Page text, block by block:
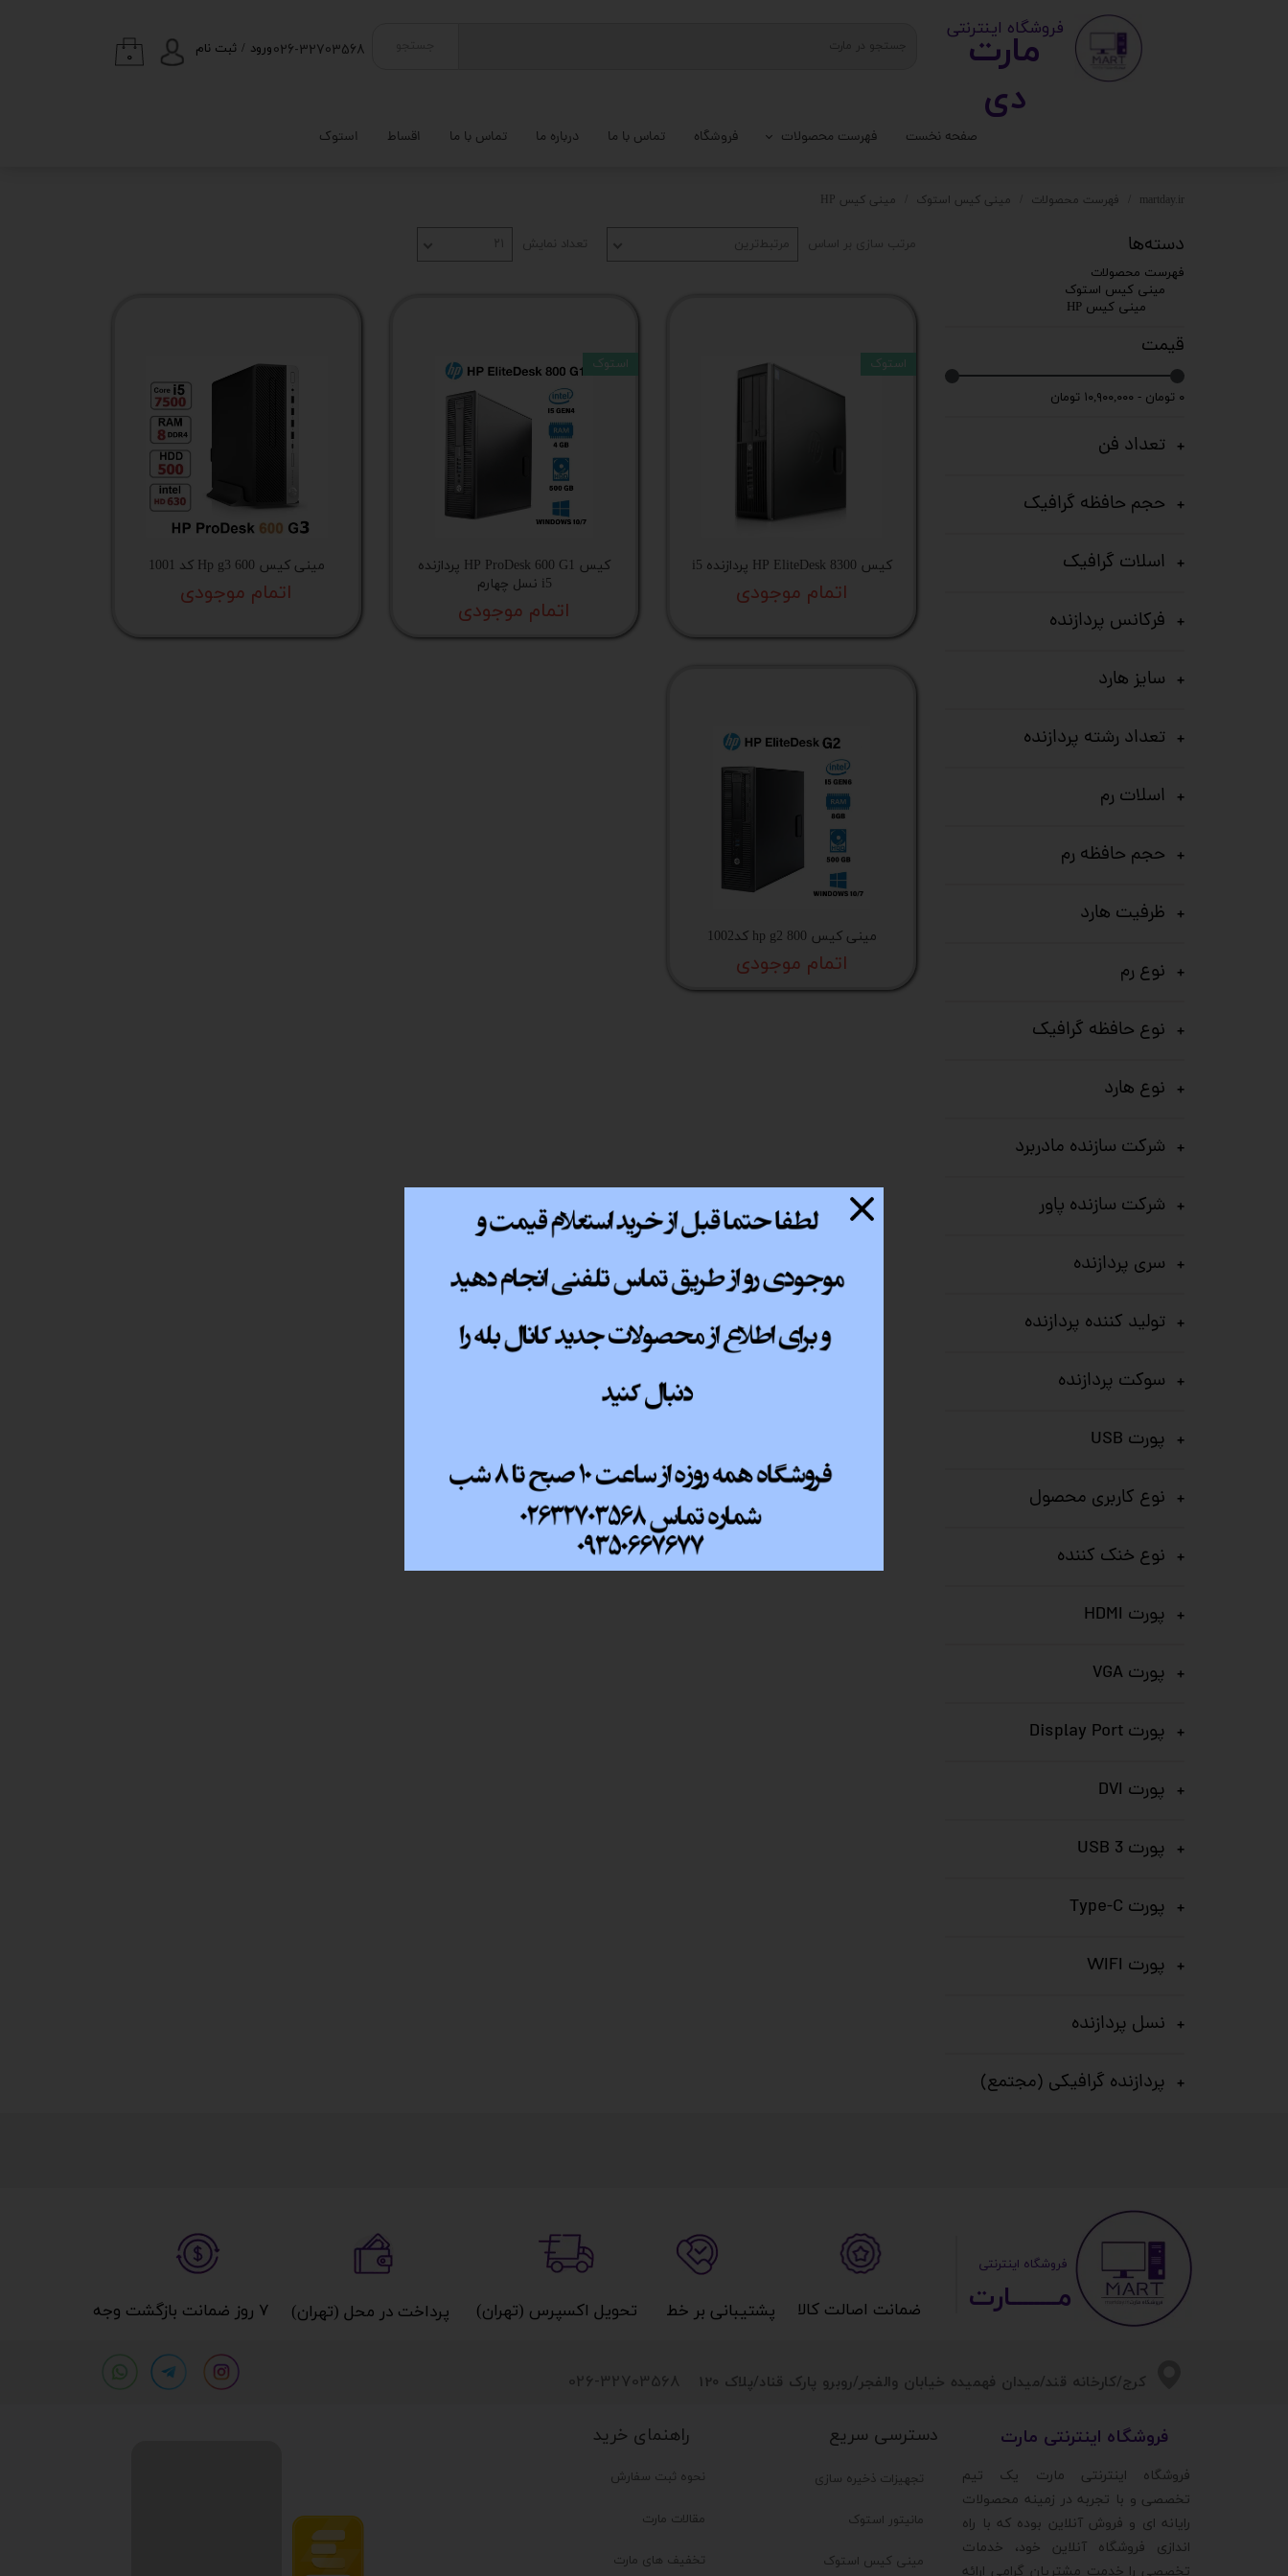
صفحه نخست فهرست محصولات
قطعات کامپیوتر
کامپیوتر رومیزی
پک گیمینگ
مینی کیس استوک
imack
ستاپ کامل
فروشگاه تماس با ما درباره ما تماس با ما اقساط استوک
ورود / ثبت نام
۰
مارت
دی​​​​​​
​ ​فروشگاه اینترنتی
026-32703568
martday.ir فهرست محصولات مینی کیس استوک مینی کیس HP
دسته‌ها
فهرست محصولات
مینی کیس استوک
مینی کیس HP
قیمت
۰ تومان - ۱۰,۹۰۰,۰۰۰ تومان
تعداد فن
حجم حافظه گرافیک
اسلات گرافیک
فرکانس پردازنده
سایز هارد
تعداد رشته پردازنده
اسلات رم
حجم حافظه رم
ظرفیت هارد
نوع رم
نوع حافظه گرافیک
نوع هارد
شرکت سازنده مادربرد
شرکت سازنده پاور
سری پردازنده
تولید کننده پردازنده
سوکت پردازنده
پورت USB
نوع کاربری محصول
نوع خنک کننده
پورت HDMI
پورت VGA
پورت Display Port
پورت DVI
پورت USB 3
پورت Type-C
پورت WIFI
نسل پردازنده
پردازنده گرافیکی (مجتمع)
مرتب سازی بر اساس مرتبط‌ترین تعداد نمایش ۲۱
کیس HP EliteDesk 8300 پردازنده i5
اتمام موجودی
استوک
کیس HP ProDesk 600 G1 پردازنده
i5 نسل چهارم
اتمام موجودی
استوک
مینی کیس Hp g3 600 کد 1001
اتمام موجودی
مینی کیس hp g2 800 کد1002
اتمام موجودی
​​کرج/کارخانه قند/میدان فهمیده خیابان والفجر/روبرو پارک قناد/پلاک 120
تجهیزات ذخیره سازی
مانیتور استوک
مینی کیس استوک
دسترسی سریع راهنمای خرید
نحوه ثبت سفارش
مقالات مارت
تخفیف های مارت
​فروشگاه اینترنتی مارت
​فروشگاه اینترنتی مارت یک تیم
تخصصی و با تجربه در زمینه محصولات
رایانه ای و فروش آنلاین بوده که با راه
اندازی فروشگاه آنلاین خود، خدمات
تخصصی را خدمت مشتریان گرامی ارائه
026-32703568
مــــــــارت​​​​​​
​ ​فروشگاه اینترنتی
۷ روز ضمانت بازگشت وجه​​​​​​​ پرداخت در محل (تهران)​​​​​​​ تحویل اکسپرس (تهران)​​​​​​​ پشتیبانی بر خط​​​​​​​ ضمانت اصالت کالا​​​​​​​